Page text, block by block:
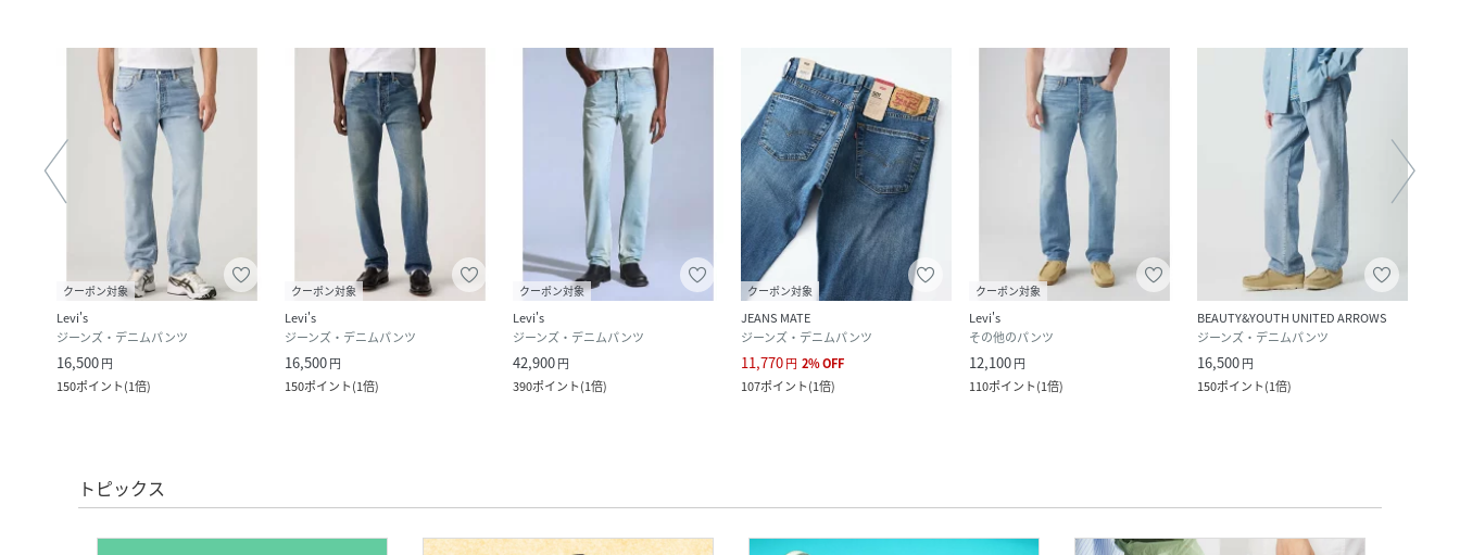
クーポン対象
Levi's
ジーンズ・デニムパンツ
16,500円
150ポイント(1倍)
クーポン対象
Levi's
ジーンズ・デニムパンツ
16,500円
150ポイント(1倍)
クーポン対象
Levi's
ジーンズ・デニムパンツ
42,900円
390ポイント(1倍)
クーポン対象
JEANS MATE
ジーンズ・デニムパンツ
11,770円 2%OFF
107ポイント(1倍)
クーポン対象
Levi's
その他のパンツ
12,100円
110ポイント(1倍)
BEAUTY&YOUTH UNITED ARROWS
ジーンズ・デニムパンツ
16,500円
150ポイント(1倍)
トピックス